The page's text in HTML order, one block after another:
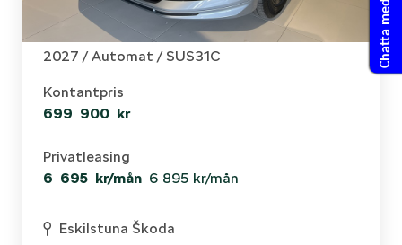
Skoda - Enyaq
RS 82 kWh 340Hk 4X4 1,95& RÄNTA!!
2027 /Automat / SUS31C
Kontantpris
699 900 kr
Privatleasing
6 695 kr/mån 6 895 kr/mån
Eskilstuna Škoda